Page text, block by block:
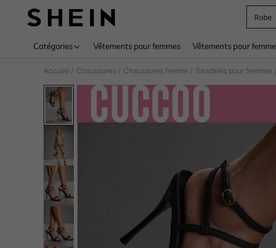
Robe
Catégories Vêtements pour femmes Vêtements pour
Accueil / Chaussures / Chaussures femme / Sandales pour femmes /